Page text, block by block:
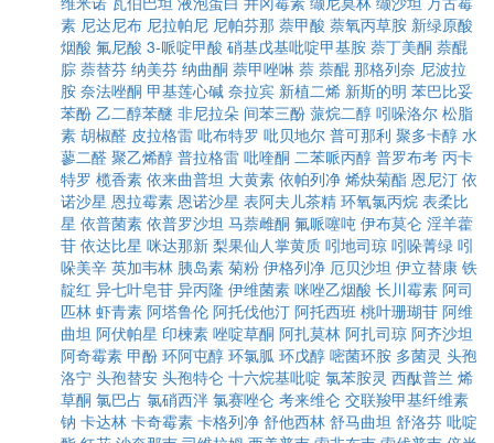
素 尼达尼布 尼拉帕尼 尼帕芬那 萘甲酸 萘氧丙草胺 新绿原酸
烟酸 氟尼酸 3-哌啶甲酸 硝基戊基吡啶甲基胺 萘丁美酮 萘醌
腙 萘替芬 纳美芬 纳曲酮 萘甲唑啉 萘 萘醌 那格列奈 尼波拉
胺 奈法唑酮 甲基莲心碱 奈拉宾 新植二烯 新斯的明 苯巴比妥
苯酚 乙二醇苯醚 非尼拉朵 间苯三酚 蒎烷二醇 吲哚洛尔 松脂
素 胡椒醛 皮拉格雷 吡布特罗 吡贝地尔 普可那利 聚多卡醇 水
蓼二醛 聚乙烯醇 普拉格雷 吡喹酮 二苯哌丙醇 普罗布考 丙卡
特罗 榄香素 依来曲普坦 大黄素 依帕列净 烯炔菊酯 恩尼汀 依
诺沙星 恩拉霉素 恩诺沙星 表阿夫儿茶精 环氧氯丙烷 表柔比
星 依普菌素 依普罗沙坦 马萘雌酮 氟哌噻吨 伊布莫仑 淫羊藿
苷 依达比星 咪达那新 梨果仙人掌黄质 吲地司琼 吲哚菁绿 吲
哚美辛 英加韦林 胰岛素 菊粉 伊格列净 厄贝沙坦 伊立替康 铁
靛红 异七叶皂苷 异丙隆 伊维菌素 咪唑乙烟酸 长川霉素 阿司
匹林 虾青素 阿塔鲁伦 阿托伐他汀 阿托西班 桃叶珊瑚苷 阿维
曲坦 阿伏帕星 印楝素 唑啶草酮 阿扎莫林 阿扎司琼 阿齐沙坦
阿奇霉素 甲酚 环阿屯醇 环氯胍 环戊醇 嘧菌环胺 多菌灵 头孢
洛宁 头孢替安 头孢特仑 十六烷基吡啶 氯苯胺灵 西酞普兰 烯
草酮 氯巴占 氯硝西泮 氯赛唑仑 考来维仑 交联羧甲基纤维素
钠 卡达林 卡奇霉素 卡格列净 舒他西林 舒马曲坦 舒洛芬 吡啶